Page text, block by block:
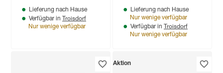
Lieferung nach Hause
Verfügbar in Troisdorf
Nur wenige verfügbar
Lieferung nach Hause
Nur wenige verfügbar
Verfügbar in Troisdorf
Nur wenige verfügbar
Aktion